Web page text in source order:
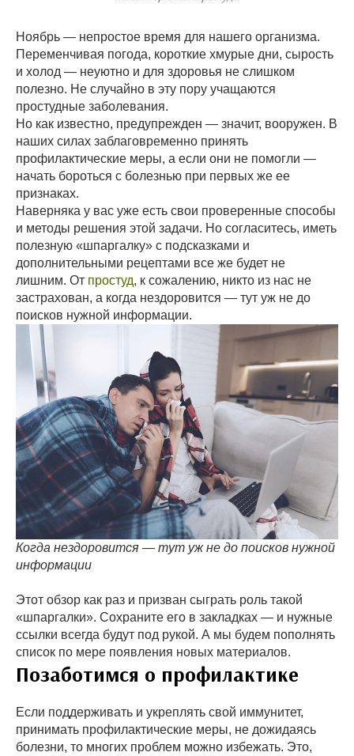
Ноябрь — непростое время для нашего организма.
Переменчивая погода, короткие хмурые дни, сырость
и холод — неуютно и для здоровья не слишком
полезно. Не случайно в эту пору учащаются
простудные заболевания.
Но как известно, предупрежден — значит, вооружен. В
наших силах заблаговременно принять
профилактические меры, а если они не помогли —
начать бороться с болезнью при первых же ее
признаках.
Наверняка у вас уже есть свои проверенные способы
и методы решения этой задачи. Но согласитесь, иметь
полезную «шпаргалку» с подсказками и
дополнительными рецептами все же будет не
лишним. От простуд, к сожалению, никто из нас не
застрахован, а когда нездоровится — тут уж не до
поисков нужной информации.
Когда нездоровится — тут уж не до поисков нужной
информации
Этот обзор как раз и призван сыграть роль такой
«шпаргалки». Сохраните его в закладках — и нужные
ссылки всегда будут под рукой. А мы будем пополнять
список по мере появления новых материалов.
Позаботимся о профилактике
Если поддерживать и укреплять свой иммунитет,
принимать профилактические меры, не дожидаясь
болезни, то многих проблем можно избежать. Это,